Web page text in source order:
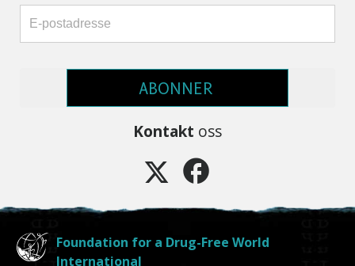
ABONNER
Kontakt oss
Foundation for a Drug-Free World
International